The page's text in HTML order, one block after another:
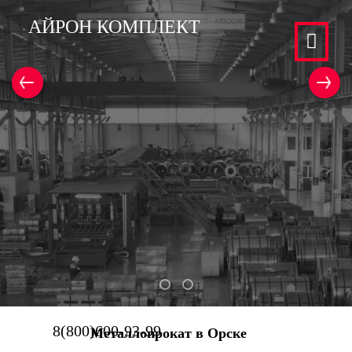
АЙРОН КОМПЛЕКТ
Металлопрокат
Цветной металлопрокат
8(800)600-93-99
Металлопрокат в Орске